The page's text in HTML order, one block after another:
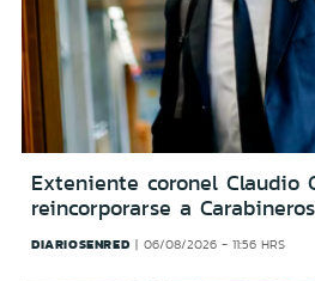
Exteniente coronel Claudio
reincorporarse a
DIARIOSENRED 06/08/2026 - 11:56 HRS